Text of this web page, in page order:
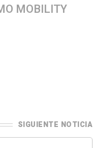
MOBILITY
SIGUIENTE NOTICIA